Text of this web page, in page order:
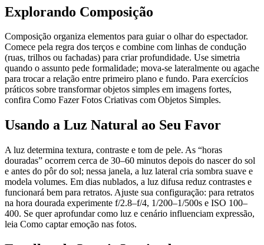
Explorando Composição
Composição organiza elementos para guiar o olhar do espectador.
Comece pela regra dos terços e combine com linhas de condução
(ruas, trilhos ou fachadas) para criar profundidade. Use simetria
quando o assunto pede formalidade; mova-se lateralmente ou agache
para trocar a relação entre primeiro plano e fundo. Para exercícios
práticos sobre transformar objetos simples em imagens fortes,
confira Como Fazer Fotos Criativas com Objetos Simples.
Usando a Luz Natural ao Seu Favor
A luz determina textura, contraste e tom de pele. As “horas
douradas” ocorrem cerca de 30–60 minutos depois do nascer do sol
e antes do pôr do sol; nessa janela, a luz lateral cria sombra suave e
modela volumes. Em dias nublados, a luz difusa reduz contrastes e
funcionará bem para retratos. Ajuste sua configuração: para retratos
na hora dourada experimente f/2.8–f/4, 1/200–1/500s e ISO 100–
400. Se quer aprofundar como luz e cenário influenciam expressão,
leia Como captar emoção nas fotos.